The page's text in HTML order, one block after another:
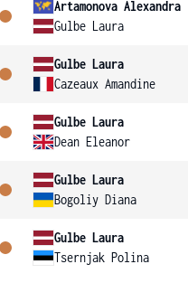
Artamonova Alexandra
Gulbe Laura
Gulbe Laura
Cazeaux Amandine
Gulbe Laura
Dean Eleanor
Gulbe Laura
Bogoliy Diana
Gulbe Laura
Tsernjak Polina